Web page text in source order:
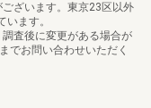
ざいます。東京23区以外
ます。
査後に変更がある場合が
でお問い合わせいただく